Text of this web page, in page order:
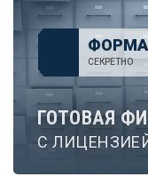
ФОРМА
СЕКРЕТНО
ГОТОВАЯ
С